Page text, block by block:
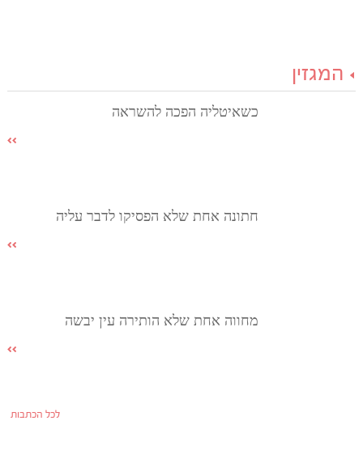
המגזין
כשאיטליה הפכה להשראה
חתונה אחת שלא הפסיקו לדבר עליה
מחווה אחת שלא הותירה עין יבשה
לכל הכתבות